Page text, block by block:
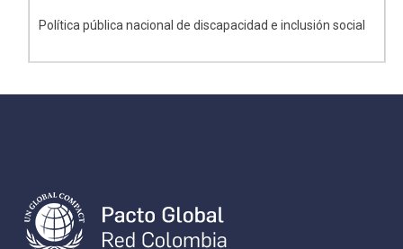
Política pública nacional de discapacidad e inclusión social